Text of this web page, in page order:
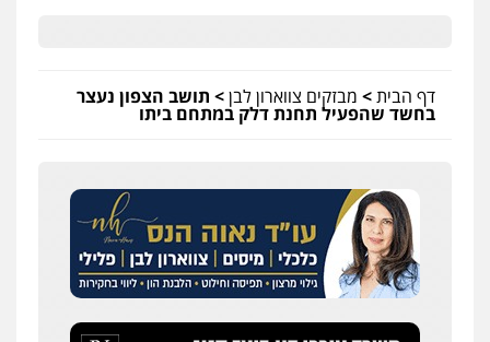
דף הבית> מבזקים צווארון לבן> תושב הצפון נעצר
בחשד שהפעיל תחנת דלק במתחם ביתו